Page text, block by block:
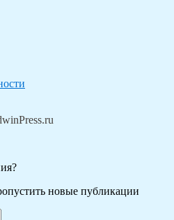
новые публикации